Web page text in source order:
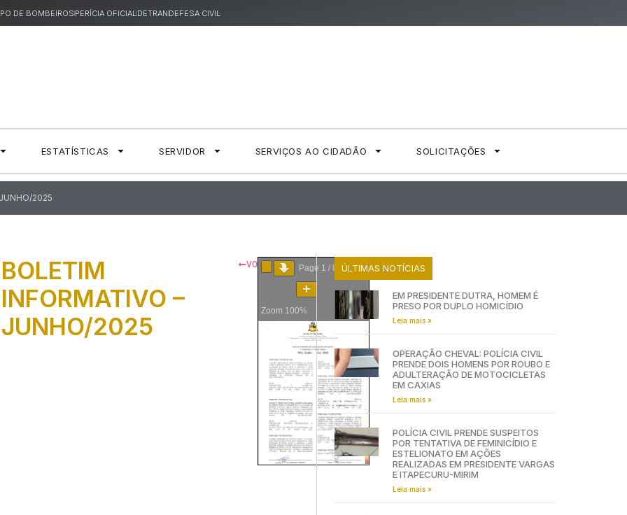
DE BOMBEIROSPERÍCIA OFICIALDETRANDEFESA CIVIL
ESTATÍSTICAS SERVIDOR SERVIÇOS AO CIDADÃO SOLICITAÇÕES
2025
BOLETIM
INFORMATIVO –
JUNHO/2025
VOLTAR Page 1 /8
Zoom 100%
ÚLTIMAS NOTÍCIAS
EM PRESIDENTE DUTRA, HOMEM É
PRESO POR DUPLO HOMICÍDIO
Leia mais »
OPERAÇÃO CHEVAL: POLÍCIA CIVIL
PRENDE DOIS HOMENS POR ROUBO E
ADULTERAÇÃO DE MOTOCICLETAS
EM CAXIAS
Leia mais »
POLÍCIA CIVIL PRENDE SUSPEITOS
POR TENTATIVA DE FEMINICÍDIO E
ESTELIONATO EM AÇÕES
REALIZADAS EM PRESIDENTE VARGAS
E ITAPECURU-MIRIM
Leia mais »